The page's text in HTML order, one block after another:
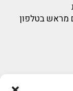
מראש בטלפון
sigal@home-